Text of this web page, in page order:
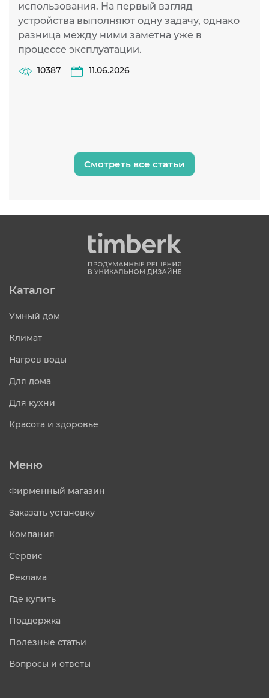
использования. На первый взгляд
устройства выполняют одну задачу, однако
разница между ними заметна уже в
процессе эксплуатации.
10387 11.06.2026
Смотреть все статьи
Каталог
Умный дом
Климат
Нагрев воды
Для дома
Для кухни
Красота и здоровье
Меню
Фирменный магазин
Заказать установку
Компания
Сервис
Реклама
Где купить
Поддержка
Полезные статьи
Вопросы и ответы